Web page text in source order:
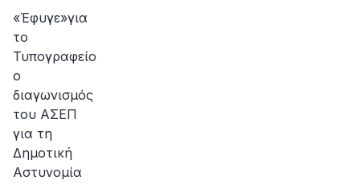
«Έφυγε»για
το
Τυπογραφείο
ο
διαγωνισμός
του ΑΣΕΠ
για τη
Δημοτική
Αστυνομία